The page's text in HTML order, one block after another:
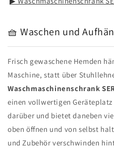
🧺 Waschen und
Frisch gewaschene Hemden
Maschine, statt über
Waschmaschinenschrank
einen vollwertigen
darüber und bietet daneben
oben öffnen und von selbst
und Zubehör verschwinden